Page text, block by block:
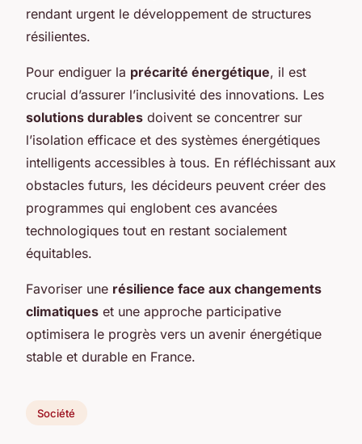
rendant urgent le développement de structures
résilientes.
Pour endiguer la précarité énergétique, il est
crucial d’assurer l’inclusivité des innovations. Les
solutions durables doivent se concentrer sur
l’isolation efficace et des systèmes énergétiques
intelligents accessibles à tous. En réfléchissant aux
obstacles futurs, les décideurs peuvent créer des
programmes qui englobent ces avancées
technologiques tout en restant socialement
équitables.
Favoriser une résilience face aux changements
climatiques et une approche participative
optimisera le progrès vers un avenir énergétique
stable et durable en France.
Société